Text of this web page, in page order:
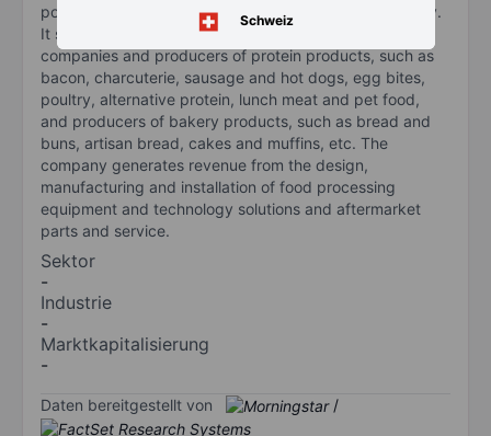
Schweiz
portfolio of brands and serves food processors globally.
It serves various international food processing
companies and producers of protein products, such as
bacon, charcuterie, sausage and hot dogs, egg bites,
poultry, alternative protein, lunch meat and pet food,
and producers of bakery products, such as bread and
buns, artisan bread, cakes and muffins, etc. The
company generates revenue from the design,
manufacturing and installation of food processing
equipment and technology solutions and aftermarket
parts and service.
Sektor
-
Industrie
-
Marktkapitalisierung
-
Daten bereitgestellt von /